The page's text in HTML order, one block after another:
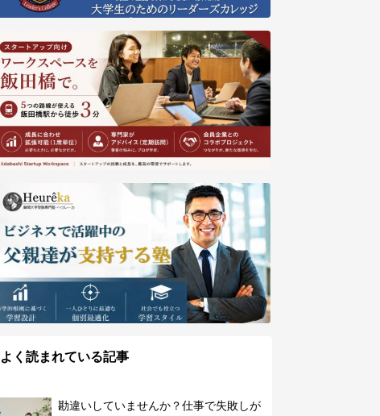
よく読まれている記事
勘違いしていませんか？仕事で失敗しが